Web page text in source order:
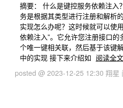
摘要： 什么是键控服务依赖注入
务是根据其类型进行注册和解析
实现怎么办呢？这时候就可以使
依赖注入”。它允许您注册接口
个唯一键相关联，然后基于该键
中的实现 接下来介绍如 阅读全文
posted @ 2023-12-25 12:30 翔星